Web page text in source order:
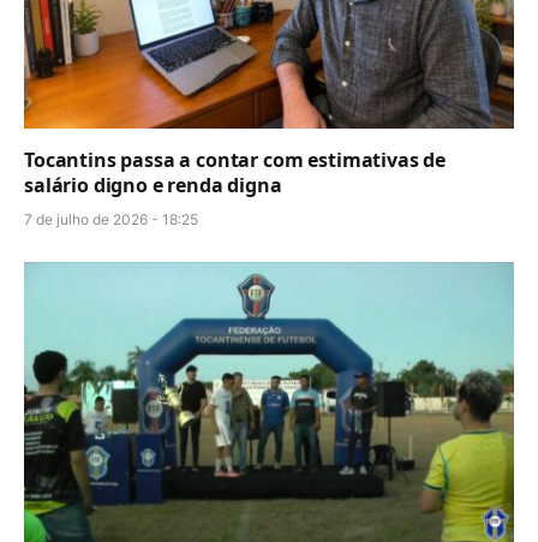
Tocantins passa a contar com estimativas de
salário digno e renda digna
7 de julho de 2026 - 18:25